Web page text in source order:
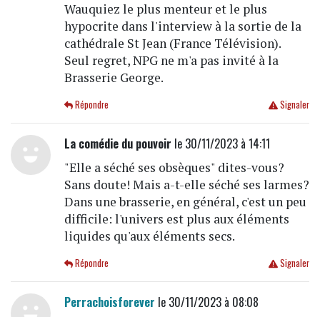
Wauquiez le plus menteur et le plus
hypocrite dans l'interview à la sortie de la
cathédrale St Jean (France Télévision).
Seul regret, NPG ne m'a pas invité à la
Brasserie George.
Signaler
Répondre
La comédie du pouvoir le 30/11/2023 à 14:11
"Elle a séché ses obsèques" dites-vous?
Sans doute! Mais a-t-elle séché ses larmes?
Dans une brasserie, en général, c'est un peu
difficile: l'univers est plus aux éléments
liquides qu'aux éléments secs.
Signaler
Répondre
Perrachoisforever le 30/11/2023 à 08:08